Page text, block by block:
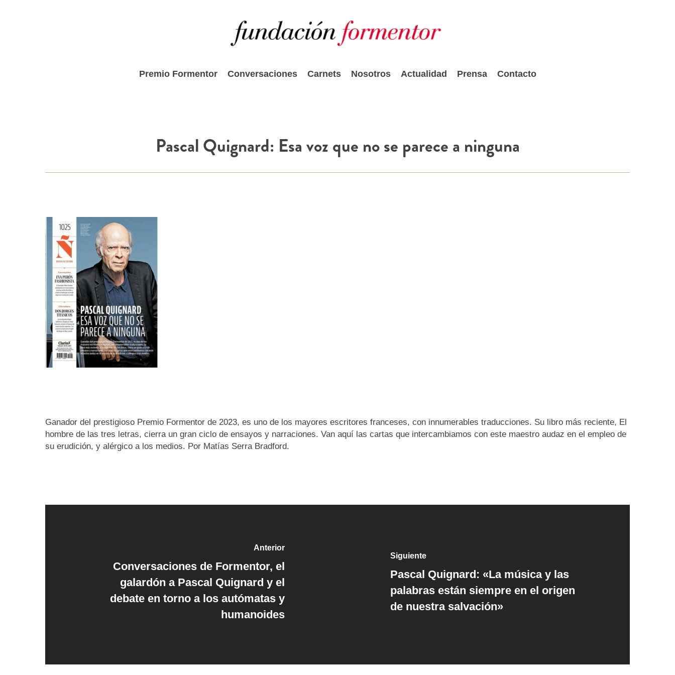
Premio Formentor Conversaciones Carnets Nosotros Actualidad Prensa Contacto
Pascal Quignard: Esa voz que no se parece a ninguna
Ganador del prestigioso Premio Formentor de 2023, es uno de los mayores escritores franceses, con innumerables traducciones. Su libro más reciente, El
hombre de las tres letras, cierra un gran ciclo de ensayos y narraciones. Van aquí las cartas que intercambiamos con este maestro audaz en el empleo de
su erudición, y alérgico a los medios. Por Matías Serra Bradford.
Anterior
Conversaciones de Formentor, el
galardón a Pascal Quignard y el
debate en torno a los autómatas y
humanoides
Siguiente
Pascal Quignard: «La música y las
palabras están siempre en el origen
de nuestra salvación»